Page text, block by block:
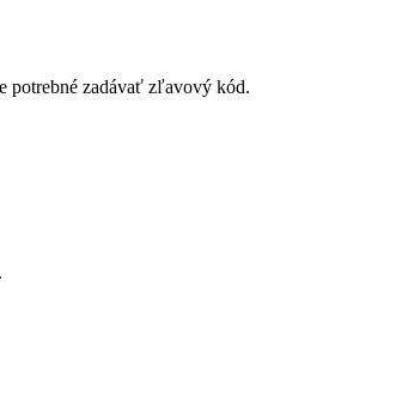
potrebné zadávať zľavový kód.